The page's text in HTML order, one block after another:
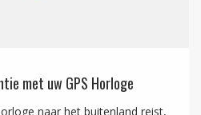
met uw GPS Horloge
naar het buitenland reist,